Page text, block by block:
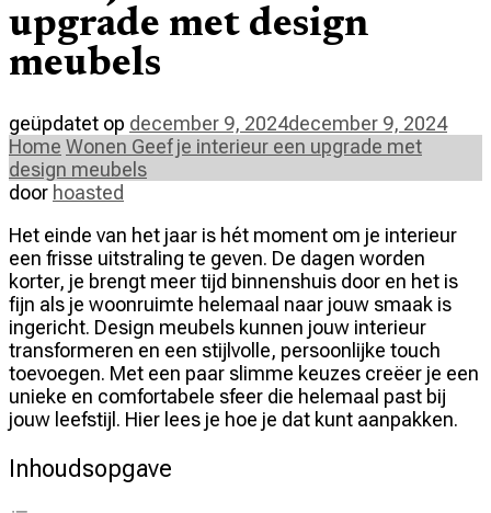
upgrade met design
meubels
geüpdatet op december 9, 2024december 9, 2024
Home Wonen Geef je interieur een upgrade met
design meubels
door hoasted
Het einde van het jaar is hét moment om je interieur
een frisse uitstraling te geven. De dagen worden
korter, je brengt meer tijd binnenshuis door en het is
fijn als je woonruimte helemaal naar jouw smaak is
ingericht. Design meubels kunnen jouw interieur
transformeren en een stijlvolle, persoonlijke touch
toevoegen. Met een paar slimme keuzes creëer je een
unieke en comfortabele sfeer die helemaal past bij
jouw leefstijl. Hier lees je hoe je dat kunt aanpakken.
Inhoudsopgave